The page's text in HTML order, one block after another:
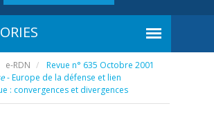
e-RDN
Revue n° 635 Octobre 2001
- Europe de la défense et lien
: convergences et divergences